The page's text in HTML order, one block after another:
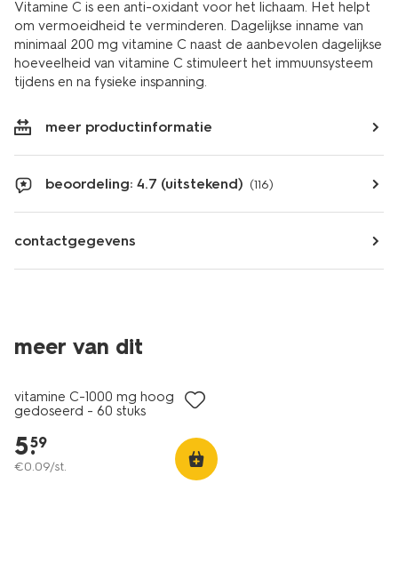
Vitamine C is een anti-oxidant voor het lichaam. Het helpt
om vermoeidheid te verminderen. Dagelijkse inname van
minimaal 200 mg vitamine C naast de aanbevolen dagelijkse
hoeveelheid van vitamine C stimuleert het immuunsysteem
tijdens en na fysieke inspanning.
meer productinformatie
beoordeling: 4.7 (uitstekend) (116)
contactgegevens
meer van dit
vitamine C-1000 mg hoog
gedoseerd - 60 stuks
5.
59
€0.09/st.